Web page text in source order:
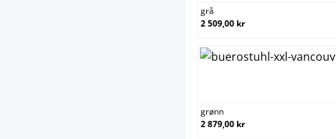
grå
2 509,00 kr
grønn
2 879,00 kr